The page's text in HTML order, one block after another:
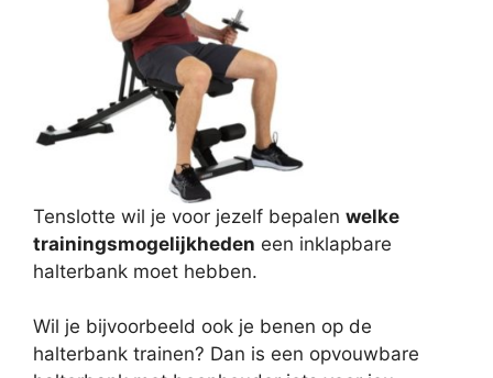
Tenslotte wil je voor jezelf bepalen welke
trainingsmogelijkheden een inklapbare
halterbank moet hebben.
Wil je bijvoorbeeld ook je benen op de
halterbank trainen? Dan is een opvouwbare